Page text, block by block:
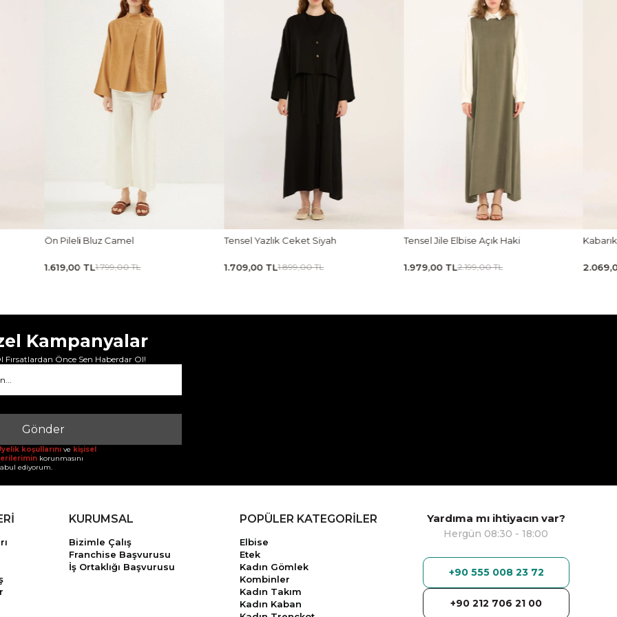
Ön Pileli Bluz Camel
1.619,00 TL1.799,00 TL
Tensel Yazlık Ceket Siyah
1.709,00 TL1.899,00 TL
Tensel Jile Elbise Açık Haki
1.979,00 TL2.199,00 TL
Kampanyalar
Fırsatlardan Önce Sen Haberdar Ol!
Gönder
koşullarını ve kişisel
korunmasını
ediyorum.
KURUMSAL
Bizimle Çalış
Franchise Başvurusu
İş Ortaklığı Başvurusu
POPÜLER KATEGORİLER
Elbise
Etek
Kadın Gömlek
Kombinler
Kadın Takım
Kadın Kaban
Yardıma mı ihtiyacın var?
Hergün 08:30 - 18:00
+90 555 008 23 72
+90 212 706 21 00